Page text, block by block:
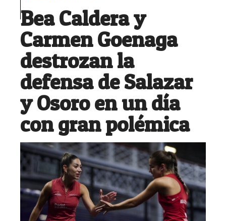
Bea Caldera y
Carmen Goenaga
destrozan la
defensa de Salazar
y Osoro en un día
con gran polémica